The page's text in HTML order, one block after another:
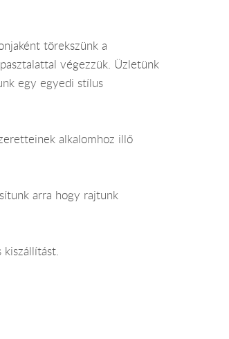
törekszünk a
végezzük. Üzletünk
egy egyedi stílus
alkalomhoz illő
arra hogy rajtunk